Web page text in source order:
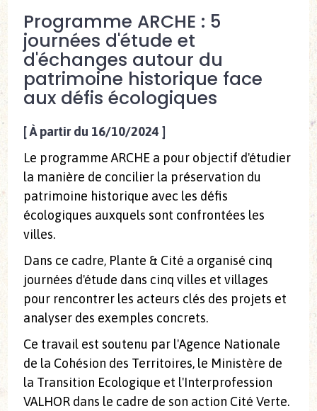
Programme ARCHE : 5
journées d'étude et
d'échanges autour du
patrimoine historique face
aux défis écologiques
[À partir du 16/10/2024 ]
Le programme ARCHE a pour objectif d'étudier
la manière de concilier la préservation du
patrimoine historique avec les défis
écologiques auxquels sont confrontées les
villes.
Dans ce cadre, Plante & Cité a organisé cinq
journées d'étude dans cinq villes et villages
pour rencontrer les acteurs clés des projets et
analyser des exemples concrets.
Ce travail est soutenu par l'Agence Nationale
de la Cohésion des Territoires, le Ministère de
la Transition Ecologique et l'Interprofession
VALHOR dans le cadre de son action Cité Verte.